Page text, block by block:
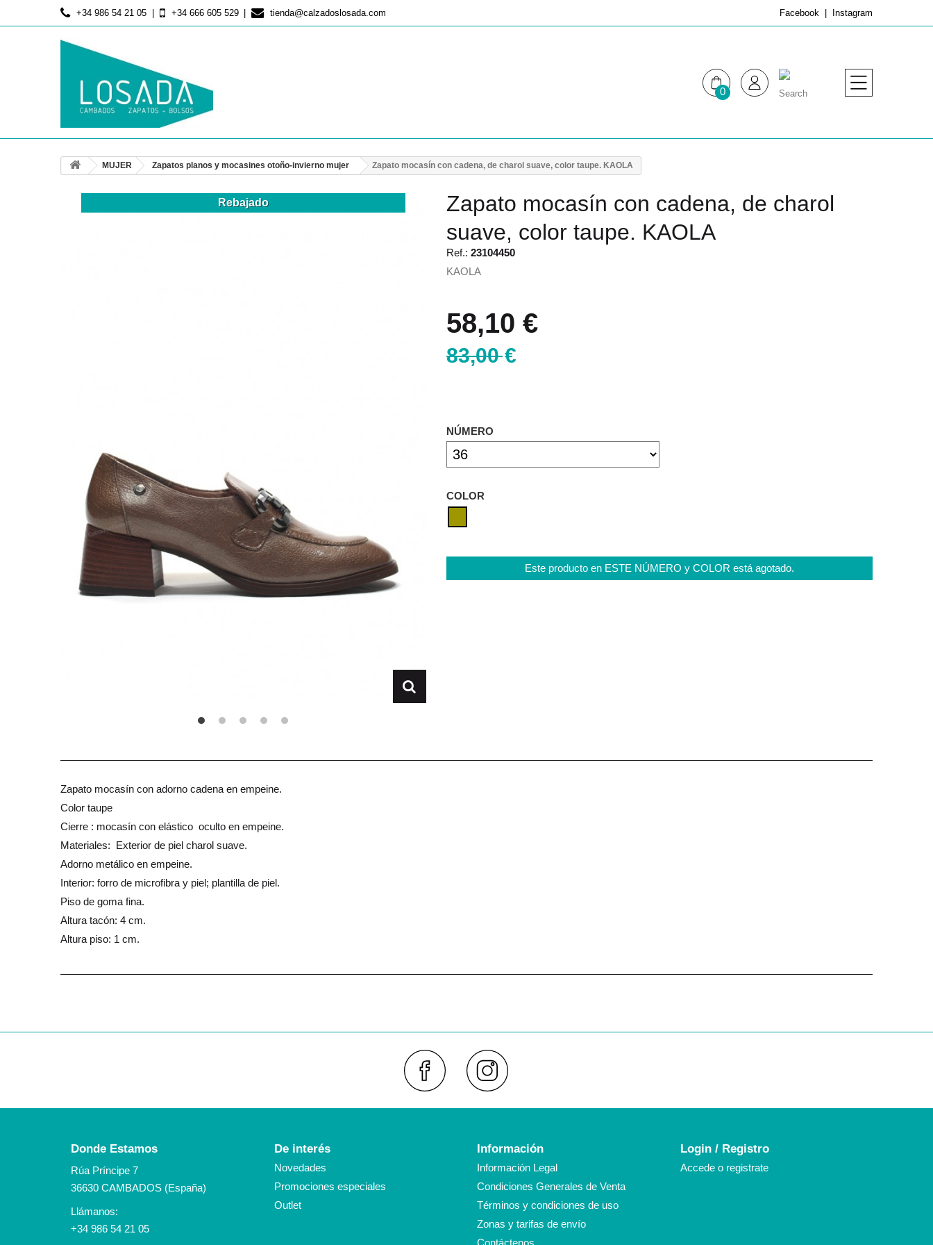
+34 986 54 21 05 +34 666 605 529 tienda@calzadoslosada.com Facebook Instagram
0
MUJER Zapatos planos y mocasines otoño-invierno mujer Zapato mocasín con cadena, de charol suave, color taupe. KAOLA
Zapato mocasín con cadena, de charol
suave, color taupe. KAOLA
Ref.: 23104450
KAOLA
Rebajado
58,10 €
83,00 €
NÚMERO
COLOR
Este producto en ESTE NÚMERO y COLOR está agotado.
Zapato mocasín con adorno cadena en empeine.
Color taupe
Cierre : mocasín con elástico oculto en empeine.
Materiales: Exterior de piel charol suave.
Adorno metálico en empeine.
Interior: forro de microfibra y piel; plantilla de piel.
Piso de goma fina.
Altura tacón: 4 cm.
Altura piso: 1 cm.
Facebook
Donde Estamos
Rúa Príncipe 7
36630 CAMBADOS (España)
Llámanos:
+34 986 54 21 05
De interés
Novedades
Promociones especiales
Outlet
Información
Información Legal
Condiciones Generales de Venta
Términos y condiciones de uso
Zonas y tarifas de envío
Contáctenos
Login / Registro
Accede o registrate